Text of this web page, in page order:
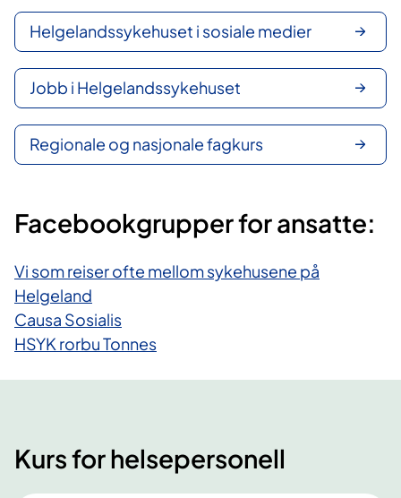
Helgelandssykehuset i sosiale medier
Jobb i Helgelandssykehuset
Regionale og nasjonale fagkurs
Facebookgrupper for ansatte:
Vi som reiser ofte mellom sykehusene på
Helgeland
Causa Sosialis
HSYK rorbu Tonnes
Kurs for helsepersonell